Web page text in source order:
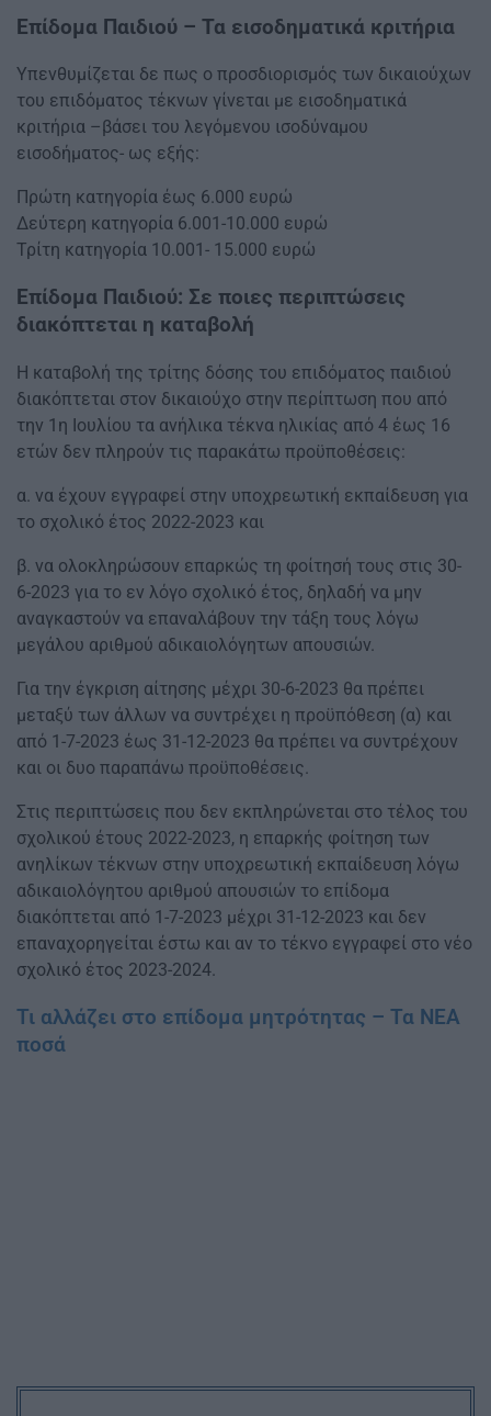
Επίδομα Παιδιού – Τα εισοδηματικά κριτήρια
Υπενθυμίζεται δε πως ο προσδιορισμός των δικαιούχων
του επιδόματος τέκνων γίνεται με εισοδηματικά
κριτήρια –βάσει του λεγόμενου ισοδύναμου
εισοδήματος- ως εξής:
Πρώτη κατηγορία έως 6.000 ευρώ
Δεύτερη κατηγορία 6.001-10.000 ευρώ
Τρίτη κατηγορία 10.001- 15.000 ευρώ
Επίδομα Παιδιού: Σε ποιες περιπτώσεις
διακόπτεται η καταβολή
Η καταβολή της τρίτης δόσης του επιδόματος παιδιού
διακόπτεται στον δικαιούχο στην περίπτωση που από
την 1η Ιουλίου τα ανήλικα τέκνα ηλικίας από 4 έως 16
ετών δεν πληρούν τις παρακάτω προϋποθέσεις:
α. να έχουν εγγραφεί στην υποχρεωτική εκπαίδευση για
το σχολικό έτος 2022-2023 και
β. να ολοκληρώσουν επαρκώς τη φοίτησή τους στις 30-
6-2023 για το εν λόγο σχολικό έτος, δηλαδή να μην
αναγκαστούν να επαναλάβουν την τάξη τους λόγω
μεγάλου αριθμού αδικαιολόγητων απουσιών.
Για την έγκριση αίτησης μέχρι 30-6-2023 θα πρέπει
μεταξύ των άλλων να συντρέχει η προϋπόθεση (α) και
από 1-7-2023 έως 31-12-2023 θα πρέπει να συντρέχουν
και οι δυο παραπάνω προϋποθέσεις.
Στις περιπτώσεις που δεν εκπληρώνεται στο τέλος του
σχολικού έτους 2022-2023, η επαρκής φοίτηση των
ανηλίκων τέκνων στην υποχρεωτική εκπαίδευση λόγω
αδικαιολόγητου αριθμού απουσιών το επίδομα
διακόπτεται από 1-7-2023 μέχρι 31-12-2023 και δεν
επαναχορηγείται έστω και αν το τέκνο εγγραφεί στο νέο
σχολικό έτος 2023-2024.
Τι αλλάζει στο επίδομα μητρότητας – Τα ΝΕΑ
ποσά